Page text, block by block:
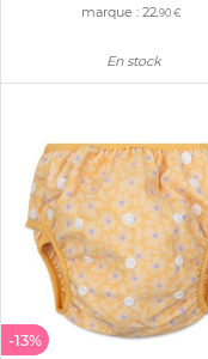
marque :22 ,90 €
En stock
-13%